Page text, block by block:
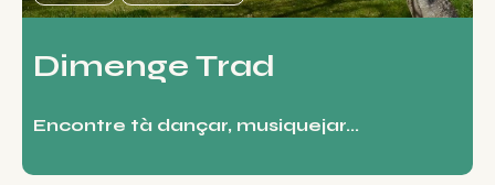
Dimenge Trad
Encontre tà dançar, musiquejar...